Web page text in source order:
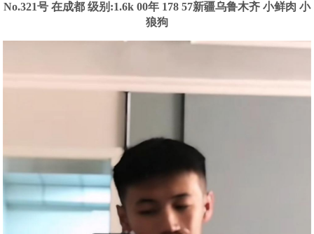
No.321号 在成都 级别:1.6k 00年 178 57新疆乌鲁木齐 小鲜肉 小
狼狗